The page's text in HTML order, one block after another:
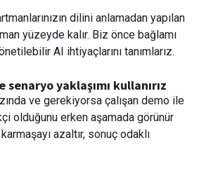
dilini anlamadan yapılan
yüzeyde kalır. Biz önce bağlamı
AI ihtiyaçlarını tanımlarız.
senaryo yaklaşımı kullanırız
ve gerekiyorsa çalışan demo ile
olduğunu erken aşamada görünür
azaltır, sonuç odaklı